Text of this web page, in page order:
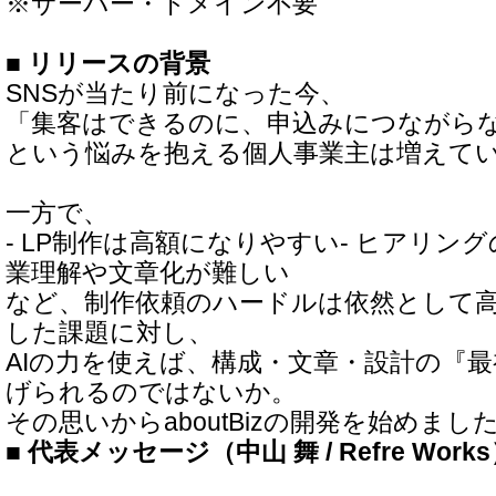
■ リリースの背景
SNSが当たり前になった今、
「集客はできるのに、申込みにつながら
という悩みを抱える個人事業主は増えて
一方で、
- LP制作は高額になりやすい- ヒアリン
業理解や文章化が難しい
など、制作依頼のハードルは依然として
した課題に対し、
AIの力を使えば、構成・文章・設計の『
げられるのではないか。
その思いからaboutBizの開発を始めまし
■ 代表メッセージ（中山 舞 / Refre Works